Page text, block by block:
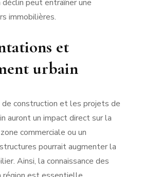
déclin peut entraîner une
immobilières.
et
urbain
construction et les projets de
auront un impact direct sur la
commerciale ou un
pourrait augmenter la
Ainsi, la connaissance des